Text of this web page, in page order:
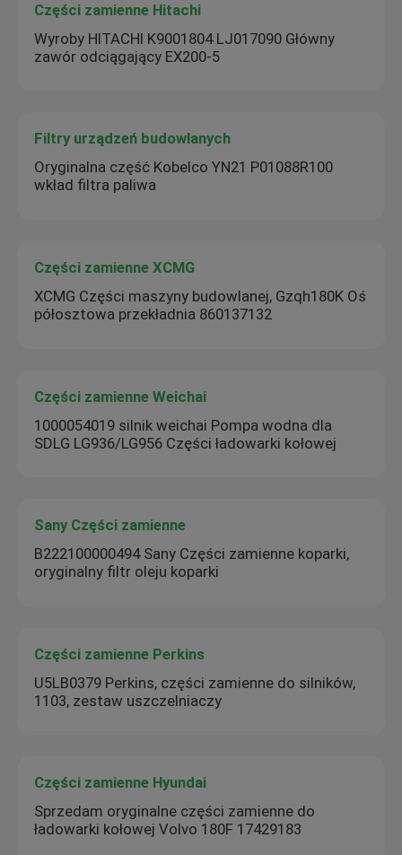
Części zamienne Hitachi
Wyroby HITACHI K9001804 LJ017090 Główny
zawór odciągający EX200-5
Filtry urządzeń budowlanych
Oryginalna część Kobelco YN21 P01088R100
wkład filtra paliwa
Części zamienne XCMG
XCMG Części maszyny budowlanej, Gzqh180K Oś
półosztowa przekładnia 860137132
Części zamienne Weichai
1000054019 silnik weichai Pompa wodna dla
SDLG LG936/LG956 Części ładowarki kołowej
Sany Części zamienne
B222100000494 Sany Części zamienne koparki,
oryginalny filtr oleju koparki
Części zamienne Perkins
U5LB0379 Perkins, części zamienne do silników,
1103, zestaw uszczelniaczy
Części zamienne Hyundai
Sprzedam oryginalne części zamienne do
ładowarki kołowej Volvo 180F 17429183